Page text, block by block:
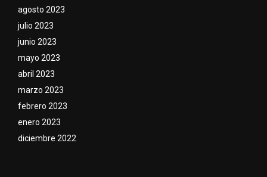
agosto 2023
julio 2023
junio 2023
mayo 2023
abril 2023
marzo 2023
febrero 2023
enero 2023
diciembre 2022